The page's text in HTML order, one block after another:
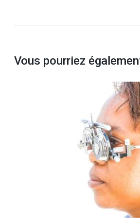
Vous pourriez